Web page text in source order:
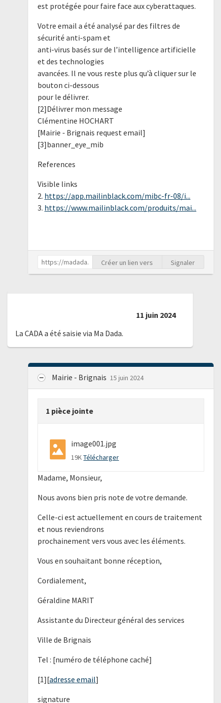
est protégée pour faire face aux cyberattaques.
Votre email a été analysé par des filtres de
sécurité anti-spam et
anti-virus basés sur de l’intelligence artificielle
et des technologies
avancées. Il ne vous reste plus qu’à cliquer sur le
bouton ci-dessous
pour le délivrer.
[2]Délivrer mon message
Clémentine HOCHART
[Mairie - Brignais request email]
[3]banner_eye_mib
References
Visible links
2. https://app.mailinblack.com/mibc-fr-08/i...
3. https://www.mailinblack.com/produits/mai...
Créer un lien vers Signaler
11 juin 2024
La CADA a été saisie via Ma Dada.
Mairie - Brignais 15 juin 2024
1 pièce jointe
image001.jpg
19KTélécharger
Madame, Monsieur,
Nous avons bien pris note de votre demande.
Celle-ci est actuellement en cours de traitement
et nous reviendrons
prochainement vers vous avec les éléments.
Vous en souhaitant bonne réception,
Cordialement,
Géraldine MARIT
Assistante du Directeur général des services
Ville de Brignais
Tel : [numéro de téléphone caché]
[1][adresse email]
signature